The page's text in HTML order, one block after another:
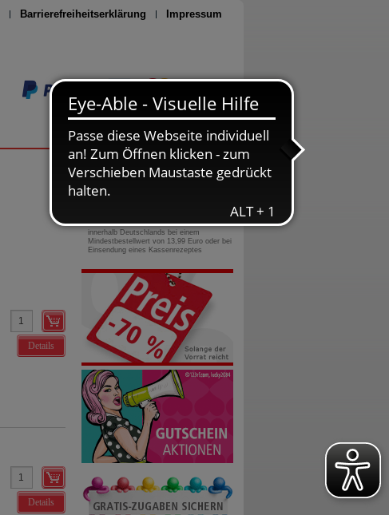
Barrierefreiheitserklärung Impressum
Seite drucken
Details
Details
0800-10 11 422
gebührenfreie Rufnummer
innerhalb Deutschlands bei einem
Mindestbestellwert von 13,99 Euro oder bei
Einsendung eines Kassenrezeptes